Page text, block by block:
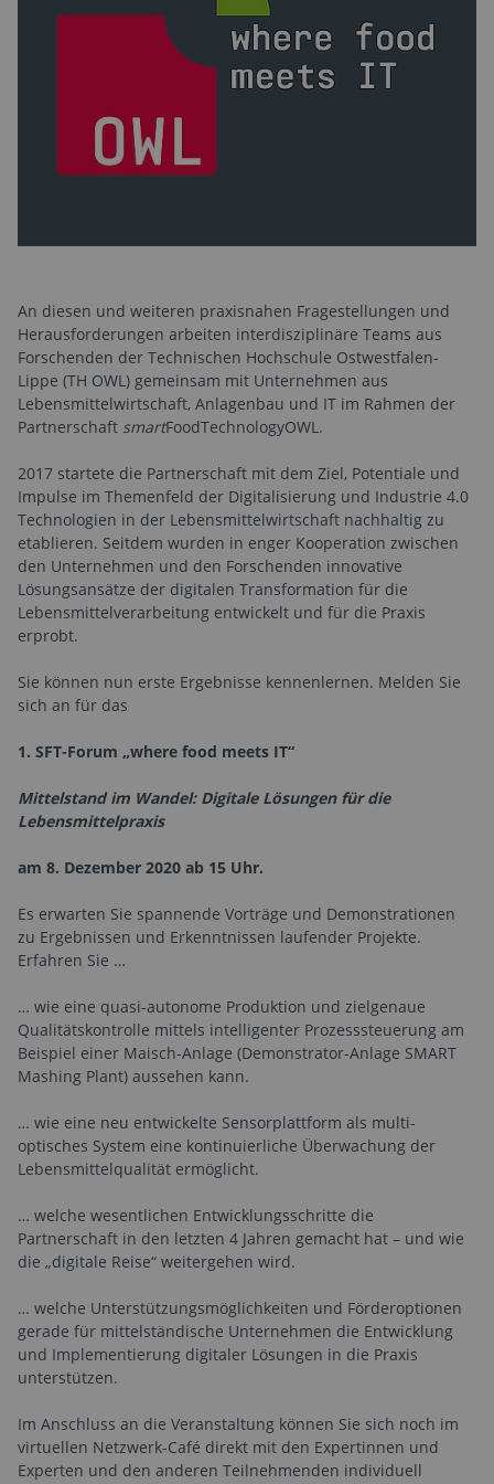
An diesen und weiteren praxisnahen Fragestellungen und
Herausforderungen arbeiten interdisziplinäre Teams aus
Forschenden der Technischen Hochschule Ostwestfalen-
Lippe (TH OWL) gemeinsam mit Unternehmen aus
Lebensmittelwirtschaft, Anlagenbau und IT im Rahmen der
Partnerschaft smartFoodTechnologyOWL.
2017 startete die Partnerschaft mit dem Ziel, Potentiale und
Impulse im Themenfeld der Digitalisierung und Industrie 4.0
Technologien in der Lebensmittelwirtschaft nachhaltig zu
etablieren. Seitdem wurden in enger Kooperation zwischen
den Unternehmen und den Forschenden innovative
Lösungsansätze der digitalen Transformation für die
Lebensmittelverarbeitung entwickelt und für die Praxis
erprobt.
Sie können nun erste Ergebnisse kennenlernen. Melden Sie
sich an für das
1. SFT-Forum „where food meets IT“
Mittelstand im Wandel: Digitale Lösungen für die
Lebensmittelpraxis
am 8. Dezember 2020 ab 15 Uhr.
Es erwarten Sie spannende Vorträge und Demonstrationen
zu Ergebnissen und Erkenntnissen laufender Projekte.
Erfahren Sie …
… wie eine quasi-autonome Produktion und zielgenaue
Qualitätskontrolle mittels intelligenter Prozesssteuerung am
Beispiel einer Maisch-Anlage (Demonstrator-Anlage SMART
Mashing Plant) aussehen kann.
… wie eine neu entwickelte Sensorplattform als multi-
optisches System eine kontinuierliche Überwachung der
Lebensmittelqualität ermöglicht.
… welche wesentlichen Entwicklungsschritte die
Partnerschaft in den letzten 4 Jahren gemacht hat – und wie
die „digitale Reise“ weitergehen wird.
… welche Unterstützungsmöglichkeiten und Förderoptionen
gerade für mittelständische Unternehmen die Entwicklung
und Implementierung digitaler Lösungen in die Praxis
unterstützen.
Im Anschluss an die Veranstaltung können Sie sich noch im
virtuellen Netzwerk-Café direkt mit den Expertinnen und
Experten und den anderen Teilnehmenden individuell